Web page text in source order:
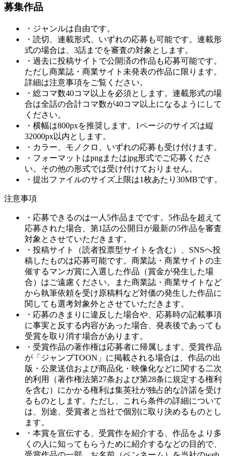
募集作品
・ジャンルは自由です。
・読切、連載形式、いずれの応募も可能です。連載形
式の場合は、3話までを審査の対象とします。
・過去に投稿サイトで公開済の作品も応募可能です。
ただし商業誌・商業サイト未発表の作品に限ります。
詳細は注意事項をご覧ください。
・総コマ数40コマ以上を必須とします。連載形式の場
合は全話の合計コマ数が40コマ以上になるようにして
ください。
・横幅は800pxを推奨します。1ページのサイズは縦
32000px以内とします。
・カラー、モノクロ、いずれの応募も受け付けます。
・フォーマットはpngまたはjpg形式でご応募くださ
い。その他の形式では受け付けておりません。
・提出ファイルのサイズ上限は1枚あたり30MBです。
注意事項
・応募できるのは一人5作品までです。5作品を超えて
応募された場合、第1話の公開日が最新の5作品を審査
対象とさせていただきます。
・投稿サイト（読者投票型サイトを含む）、SNSへ投
稿したものは応募可能です。商業誌・商業サイトの主
催するマンガ賞に入選した作品（賞金が発生した場
合）はご遠慮ください。また商業誌・商業サイトなど
から執筆依頼を受け原稿料など対価の発生した作品に
関しても選考対象外とさせていただきます。
・応募のきまりに違反した場合や、応募時の記載事項
に事実と反する内容があった場合、発表後であっても
受賞を取り消す場合があります。
・受賞作品の著作権は応募者に帰属します。受賞作品
が「ジャンプTOON」に掲載される場合は、作品の出
版・公衆送信および商品化・映像化などに関する二次
的利用（著作権法第27条および第28条に規定する権利
を含む）にかかる権利は集英社が独占的な許諾を受け
るものとします。ただし、これら条件の詳細について
は、別途、受賞者と当社で個別に取り決めるものとし
ます。
・本賞を宣伝する、受賞作を紹介する、作品をより多
くの人に知ってもらうために紹介するなどの目的で、